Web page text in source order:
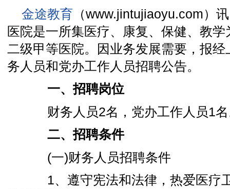
金途教育 （www.jintujiaoyu.com）
医院是一所集医疗、康复、保健、教
二级甲等医院。因业务发展需要，报
务人员和党办工作人员招聘公告。
一、招聘岗位
财务人员2名，党办工作人员1名
二、招聘条件
(一)财务人员招聘条件
1、遵守宪法和法律，热爱医疗